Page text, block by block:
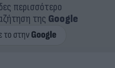
περισσότερο
της Google